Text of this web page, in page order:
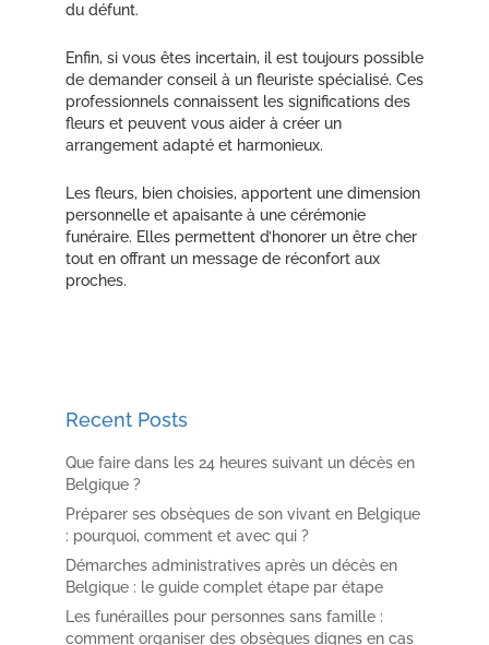
du défunt.
Enfin, si vous êtes incertain, il est toujours possible
de demander conseil à un fleuriste spécialisé. Ces
professionnels connaissent les significations des
fleurs et peuvent vous aider à créer un
arrangement adapté et harmonieux.
Les fleurs, bien choisies, apportent une dimension
personnelle et apaisante à une cérémonie
funéraire. Elles permettent d’honorer un être cher
tout en offrant un message de réconfort aux
proches.
Recent Posts
Que faire dans les 24 heures suivant un décès en
Belgique ?
Préparer ses obsèques de son vivant en Belgique
: pourquoi, comment et avec qui ?
Démarches administratives après un décès en
Belgique : le guide complet étape par étape
Les funérailles pour personnes sans famille :
comment organiser des obsèques dignes en cas